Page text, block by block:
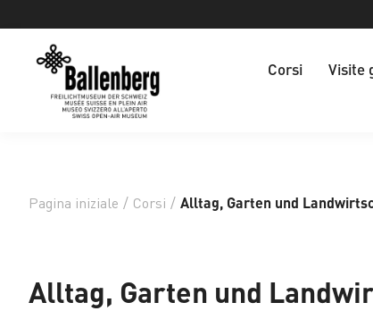
Corsi Visite
Pagina iniziale / Corsi / Alltag, Garten und
Alltag, Garten und